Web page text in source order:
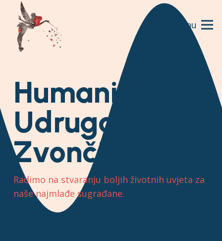
Menu
Humanitarna
Udruga
Zvončica
Radimo na stvaranju boljih životnih uvjeta za
naše najmlađe sugrađane.